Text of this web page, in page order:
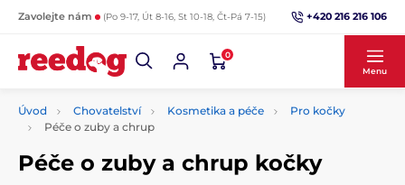
Zavolejte nám (Po 9-17, Út 8-16, St 10-18, Čt-Pá 7-15) +420 216 216 106
0
Menu
Úvod Chovatelství Kosmetika a péče
Pro kočky
Péče o zuby a chrup
Péče o zuby a chrup kočky